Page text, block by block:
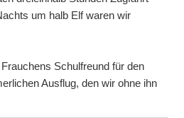
um halb Elf waren wir
Schulfreund für den
Ausflug, den wir ohne ihn